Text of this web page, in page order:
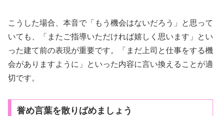
こうした場合、本音で「もう機会はないだろう」と思って
いても、「またご指導いただければ嬉しく思います」とい
った建て前の表現が重要です。「まだ上司と仕事をする機
会がありますように」といった内容に言い換えることが適
切です。
誉め言葉を散りばめましょう